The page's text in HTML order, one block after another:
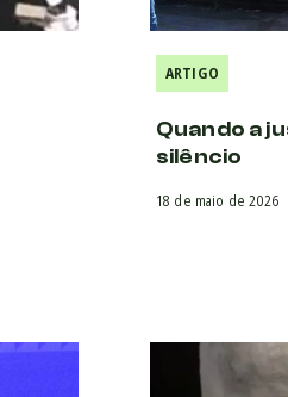
ARTIGO
Quando a
silêncio
18 de maio de 2026